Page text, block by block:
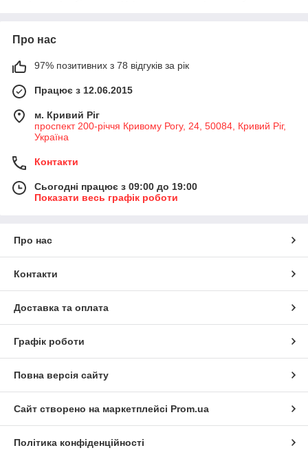
Про нас
97% позитивних з 78 відгуків за рік
Працює з 12.06.2015
м. Кривий Ріг
проспект 200-річчя Кривому Рогу, 24, 50084, Кривий Ріг,
Україна
Контакти
Сьогодні працює з 09:00 до 19:00
Показати весь графік роботи
Про нас
Контакти
Доставка та оплата
Графік роботи
Повна версія сайту
Сайт створено на маркетплейсі Prom.ua
Політика конфіденційності